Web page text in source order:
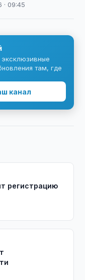
· 09:45
эксклюзивные
там, где
канал
регистрацию